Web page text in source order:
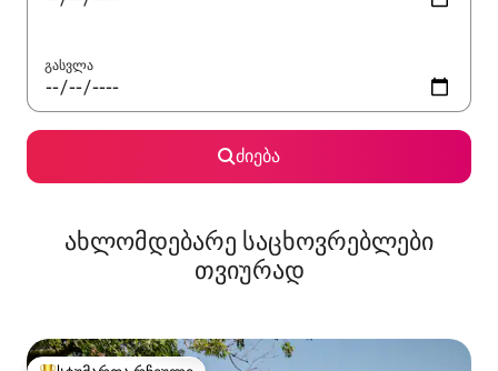
გასვლა
ძიება
ახლომდებარე საცხოვრებლები
თვიურად